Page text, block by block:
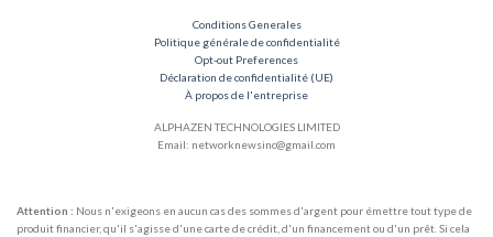
Conditions Generales
Politique générale de confidentialité
Opt-out Preferences
Déclaration de confidentialité (UE)
À propos de l'entreprise
ALPHAZEN TECHNOLOGIES LIMITED
Email: networknewsinc@gmail.com
Attention : Nous n'exigeons en aucun cas des sommes d'argent pour émettre tout type de
produit financier, qu'il s'agisse d'une carte de crédit, d'un financement ou d'un prêt. Si cela